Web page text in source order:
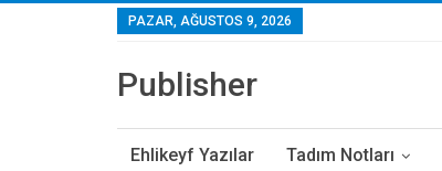
PAZAR, AĞUSTOS 9, 2026
Publisher
Ehlikeyf Yazılar Tadım Notları